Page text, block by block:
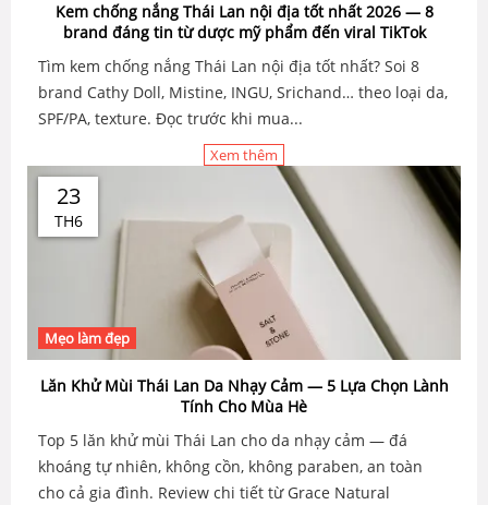
Kem chống nắng Thái Lan nội địa tốt nhất 2026 — 8
brand đáng tin từ dược mỹ phẩm đến viral TikTok
Tìm kem chống nắng Thái Lan nội địa tốt nhất? Soi 8
brand Cathy Doll, Mistine, INGU, Srichand… theo loại da,
SPF/PA, texture. Đọc trước khi mua...
Xem thêm
23
TH6
Mẹo làm đẹp
Lăn Khử Mùi Thái Lan Da Nhạy Cảm — 5 Lựa Chọn Lành
Tính Cho Mùa Hè
Top 5 lăn khử mùi Thái Lan cho da nhạy cảm — đá
khoáng tự nhiên, không cồn, không paraben, an toàn
cho cả gia đình. Review chi tiết từ Grace Natural